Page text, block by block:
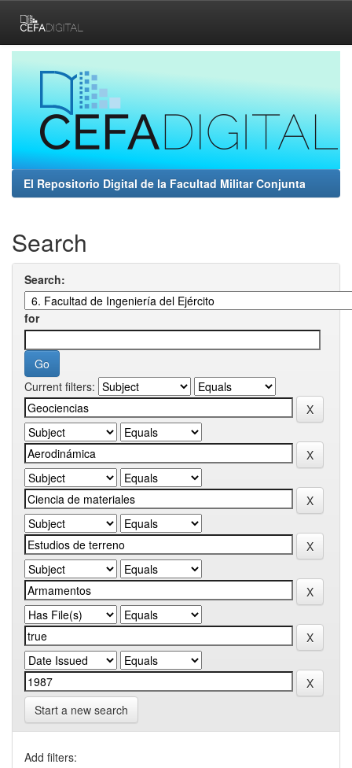
navigation
El Repositorio Digital de la Facultad Militar Conjunta
Search
Search:
for
Current filters:
Start a new search
Add filters: